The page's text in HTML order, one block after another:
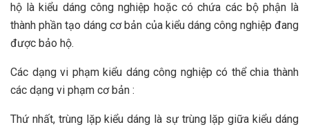
hộ là kiểu dáng công nghiệp hoặc có chứa các bộ phận là
thành phần tạo dáng cơ bản của kiểu dáng công nghiệp đang
được bảo hộ.
Các dạng vi phạm kiểu dáng công nghiệp có thể chia thành
các dạng vi phạm cơ bản :
Thứ nhất, trùng lặp kiểu dáng là sự trùng lặp giữa kiểu dáng